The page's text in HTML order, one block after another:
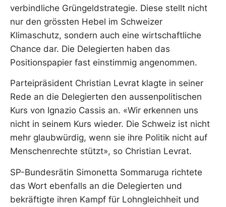
verbindliche Grüngeldstrategie. Diese stellt nicht
nur den grössten Hebel im Schweizer
Klimaschutz, sondern auch eine wirtschaftliche
Chance dar. Die Delegierten haben das
Positionspapier fast einstimmig angenommen.
Parteipräsident Christian Levrat klagte in seiner
Rede an die Delegierten den aussenpolitischen
Kurs von Ignazio Cassis an. «Wir erkennen uns
nicht in seinem Kurs wieder. Die Schweiz ist nicht
mehr glaubwürdig, wenn sie ihre Politik nicht auf
Menschenrechte stützt», so Christian Levrat.
SP-Bundesrätin Simonetta Sommaruga richtete
das Wort ebenfalls an die Delegierten und
bekräftigte ihren Kampf für Lohngleichheit und